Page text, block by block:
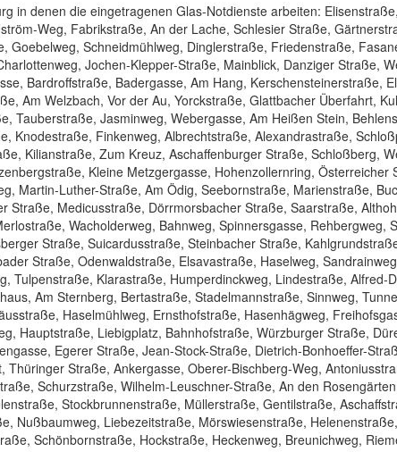
in denen die eingetragenen Glas-Notdienste arbeiten:
Weg, Fabrikstraße, An der Lache, Schlesier Straße,
Goebelweg, Schneidmühlweg, Dinglerstraße, Friedenstraße,
Jochen-Klepper-Straße, Mainblick, Danziger Straße,
Bardroffstraße, Badergasse, Am Hang, Kerschensteinerstraße,
Am Welzbach, Vor der Au, Yorckstraße, Glattbacher Überfahrt,
Tauberstraße, Jasminweg, Webergasse, Am Heißen Stein,
Knodestraße, Finkenweg, Albrechtstraße, Alexandrastraße,
Kilianstraße, Zum Kreuz, Aschaffenburger Straße, Schloßberg,
Kleine Metzgergasse, Hohenzollernring,
Martin-Luther-Straße, Am Ödig, Seebornstraße, Marienstraße,
Straße, Medicusstraße, Dörrmorsbacher Straße, Saarstraße,
Wacholderweg, Bahnweg, Spinnersgasse, Rehbergweg,
Straße, Suicardusstraße, Steinbacher Straße,
Straße, Odenwaldstraße, Elsavastraße, Haselweg,
Tulpenstraße, Klarastraße, Humperdinckweg, Lindestraße, Alfred-
Am Sternberg, Bertastraße, Stadelmannstraße, Sinnweg,
Haselmühlweg, Ernsthofstraße, Hasenhägweg,
Hauptstraße, Liebigplatz, Bahnhofstraße, Würzburger Straße,
Egerer Straße, Jean-Stock-Straße, Dietrich-Bonhoeffer-
Thüringer Straße, Ankergasse, Oberer-Bischberg-Weg,
Schurzstraße, Wilhelm-Leuschner-Straße, An den
Stockbrunnenstraße, Müllerstraße, Gentilstraße,
Nußbaumweg, Liebezeitstraße, Mörswiesenstraße,
Schönbornstraße, Hockstraße, Heckenweg, Breunichweg,